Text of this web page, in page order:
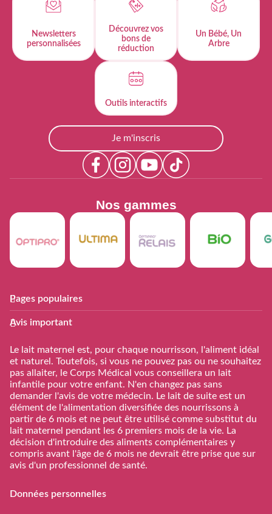
Newsletters
personnalisées​
Découvrez vos
bons de
réduction
Un Bébé, Un
Arbre
Outils interactifs​
Je m'inscris
Nos gammes​
Pages populaires
Club Guigoz
Avantage Club bébé & moi
d’accouchement
Calculateur periode
d’ovulation
Calendrier Grossese
Guide de l’alimentation
S'inscrire/S'identifier
Produits
Support
FAQs
Avis important
Le lait maternel est, pour chaque nourrisson, l'aliment idéal
et naturel. Toutefois, si vous ne pouvez pas ou ne souhaitez
pas allaiter, le Corps Médical vous conseillera un lait
infantile pour votre enfant. N'en changez pas sans
demander l'avis de votre médecin. Le lait de suite est un
élément de l'alimentation diversifiée des nourrissons à
partir de 6 mois et ne peut être utilisé comme substitut du
lait maternel pendant les 6 premiers mois de la vie. La
décision d'introduire des aliments complémentaires y
compris avant l'âge de 6 mois ne devrait être prise que sur
avis d'un professionnel de santé.
Données personnelles